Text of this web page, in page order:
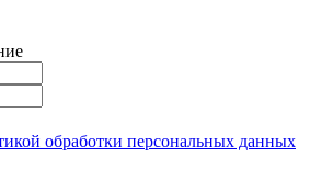
обработки персональных данных